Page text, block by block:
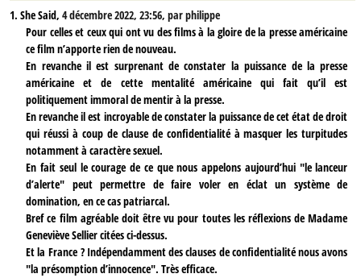
1. She Said,4 décembre 2022, 23:56,parphilippe
Pour celles et ceux qui ont vu des films à la gloire de la presse américaine
ce film n’apporte rien de nouveau.
En revanche il est surprenant de constater la puissance de la presse
américaine et de cette mentalité américaine qui fait qu’il est
politiquement immoral de mentir à la presse.
En revanche il est incroyable de constater la puissance de cet état de droit
qui réussi à coup de clause de confidentialité à masquer les turpitudes
notamment à caractère sexuel.
En fait seul le courage de ce que nous appelons aujourd’hui "le lanceur
d’alerte" peut permettre de faire voler en éclat un système de
domination, en ce cas patriarcal.
Bref ce film agréable doit être vu pour toutes les réflexions de Madame
Geneviève Sellier citées ci-dessus.
Et la France ? Indépendamment des clauses de confidentialité nous avons
"la présomption d’innocence". Très efficace.